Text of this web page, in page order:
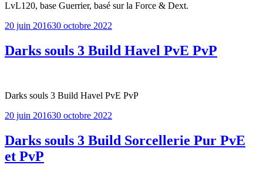
LvL120, base Guerrier, basé sur la Force & Dext.
Publié
20 juin 201630 octobre 2022
Darks souls 3 Build Havel PvE PvP
Darks souls 3 Build Havel PvE PvP
Publié
20 juin 201630 octobre 2022
Darks souls 3 Build Sorcellerie Pur PvE
et PvP